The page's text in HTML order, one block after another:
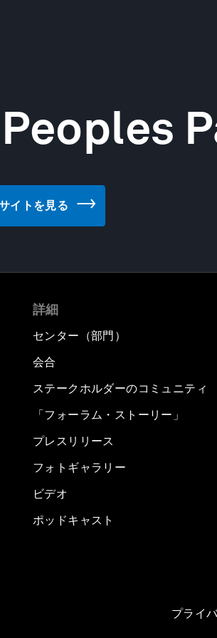
イトを見る
詳細
センター（部門）
会合
ステークホルダーのコミュニティ
「フォーラム・ストーリー」
プレスリリース
フォトギャラリー
ビデオ
ポッドキャスト
プライ